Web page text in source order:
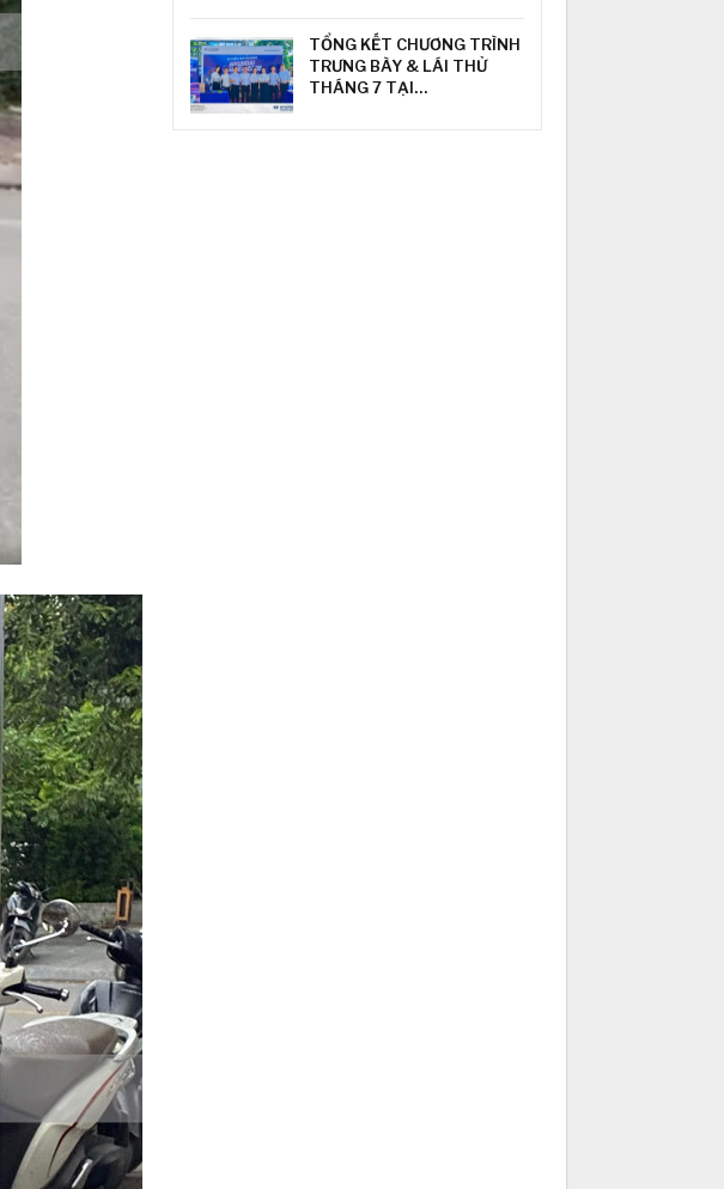
TỔNG KẾT CHƯƠNG TRÌNH
TRƯNG BÀY & LÁI THỬ
THÁNG 7 TẠI…